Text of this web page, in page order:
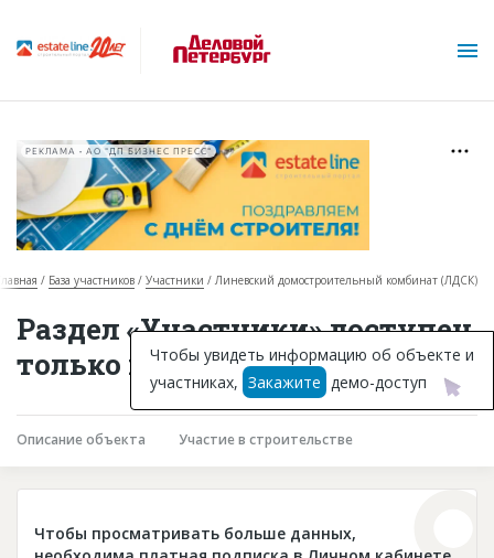
Горячие объекты
База строящихся объектов
Инвестпроекты
Глоссарий
Платные услуги
РЕКЛАМА • АО "ДП БИЗНЕС ПРЕСС"
База участников Участники Линевский домостроительный комбинат (ЛДСК)
Раздел «Участники» доступен
только подписчикам
Описание объекта Участие в строительстве
Чтобы просматривать больше данных,
Чтобы увидеть информацию об объекте и
участниках, Закажите демо-доступ